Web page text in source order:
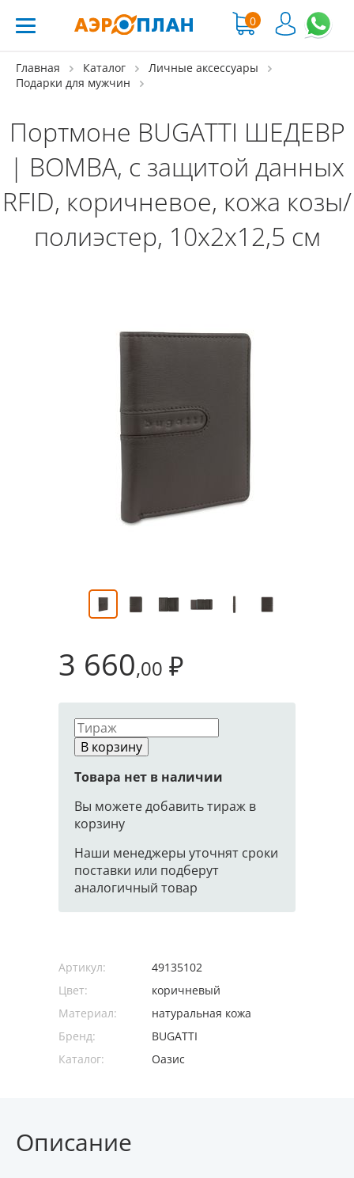
0
Главная Каталог
Личные аксессуары
Подарки для мужчин
Портмоне BUGATTI ШЕДЕВР
| BOMBA, с защитой данных
RFID, коричневое, кожа козы/
полиэстер, 10х2х12,5 см
3 660,00 ₽
В корзину
Товара нет в наличии
Вы можете добавить тираж в
корзину
Наши менеджеры уточнят сроки
поставки или подберут
аналогичный товар
Артикул:
49135102
Цвет:
коричневый
Материал:
натуральная кожа
Бренд:
BUGATTI
Каталог:
Оазис
Описание